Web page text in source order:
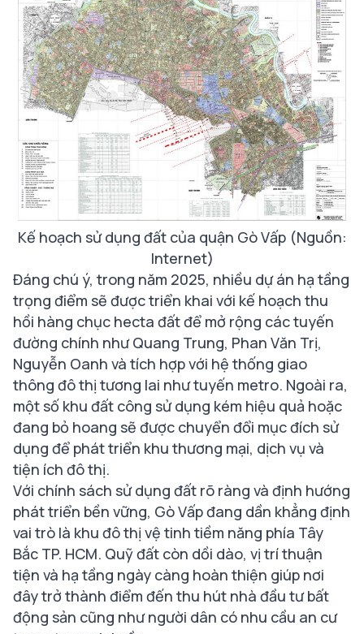
Kế hoạch sử dụng đất của quận Gò Vấp (Nguồn:
Internet)
Đáng chú ý, trong năm 2025, nhiều dự án hạ tầng
trọng điểm sẽ được triển khai với kế hoạch thu
hồi hàng chục hecta đất để mở rộng các tuyến
đường chính như Quang Trung, Phan Văn Trị,
Nguyễn Oanh và tích hợp với hệ thống giao
thông đô thị tương lai như tuyến metro. Ngoài ra,
một số khu đất công sử dụng kém hiệu quả hoặc
đang bỏ hoang sẽ được chuyển đổi mục đích sử
dụng để phát triển khu thương mại, dịch vụ và
tiện ích đô thị.
Với chính sách sử dụng đất rõ ràng và định hướng
phát triển bền vững, Gò Vấp đang dần khẳng định
vai trò là khu đô thị vệ tinh tiềm năng phía Tây
Bắc TP. HCM. Quỹ đất còn dồi dào, vị trí thuận
tiện và hạ tầng ngày càng hoàn thiện giúp nơi
đây trở thành điểm đến thu hút nhà đầu tư bất
động sản cũng như người dân có nhu cầu an cư